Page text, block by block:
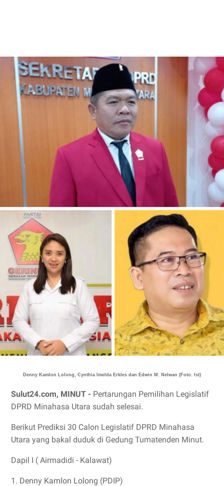
Denny Kamlon Lolong, Cynthia Imelda Erkles dan Edwin M. Nelwan (Foto: Ist)
Sulut24.com, MINUT - Pertarungan Pemilihan Legislatif
DPRD Minahasa Utara sudah selesai.
Berikut Prediksi 30 Calon Legislatif DPRD Minahasa
Utara yang bakal duduk di Gedung Tumatenden Minut.
Dapil I ( Airmadidi - Kalawat)
1. Denny Kamlon Lolong (PDIP)